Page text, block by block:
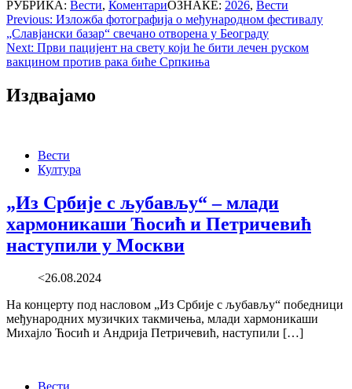
РУБРИКА: Вести, КоментариОЗНАКЕ: 2026, Вести
Post
navigation
Previous: Изложба фотографија о међународном фестивалу
„Славјански базар“ свечано отворена у Београду
Next: Први пацијент на свету који ће бити лечен руском
вакцином против рака биће Српкиња
Издвајамо
Вести
Култура
„Из Србије с љубављу“ – млади
хармоникаши Ћосић и Петричевић
наступили у Москви
<26.08.2024
На концерту под насловом „Из Србије с љубављу“ победници
међународних музичких такмичења, млади хармоникаши
Михајло Ћосић и Андрија Петричевић, наступили […]